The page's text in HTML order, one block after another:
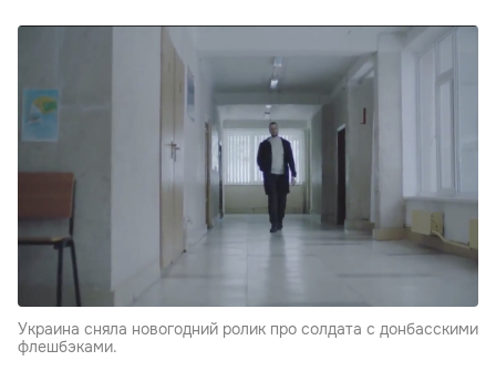
Украина сняла новогодний ролик про солдата с донбасскими
флешбэками.